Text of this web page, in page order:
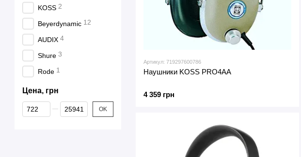
Артикул: 719297600786
Наушники KOSS PRO4AA
4 359 грн
KOSS 2
Beyerdynamic 12
AUDIX 4
Shure 3
Rode 1
Цена, грн
От Цена, грн
До Цена, грн OK